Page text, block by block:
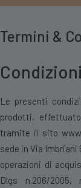
Termini &
Le presenti
prodotti,
tramite il sito
sede in Via Imbriani
operazioni di
Dlgs n.206/